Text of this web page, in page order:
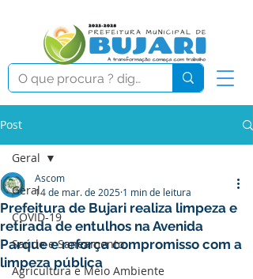
Post
Geral
COVID-19
Saúde e Saneamento
Agricultura e Meio Ambiente
Geral
Prefeitura de Bujari realiza limpeza e
retirada de entulhos na Avenida
Parque e reforça compromisso com a
limpeza pública
Ascom
14 de mar. de 2025 1 min de leitura